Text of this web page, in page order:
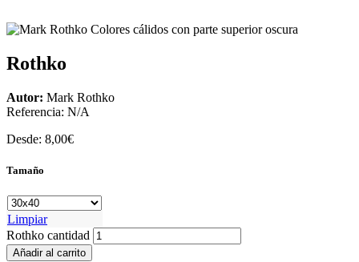
Rothko
Autor: Mark Rothko
Referencia: N/A
Desde: 8,00€
Tamaño
Limpiar
Rothko cantidad
Añadir al carrito